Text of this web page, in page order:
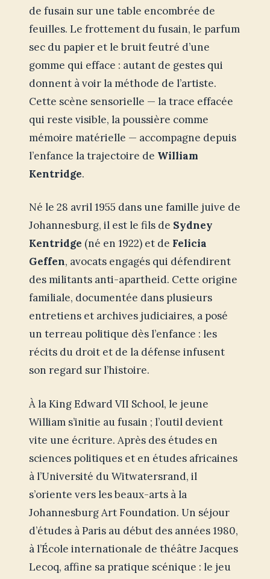
de fusain sur une table encombrée de
feuilles. Le frottement du fusain, le parfum
sec du papier et le bruit feutré d’une
gomme qui efface : autant de gestes qui
donnent à voir la méthode de l’artiste.
Cette scène sensorielle — la trace effacée
qui reste visible, la poussière comme
mémoire matérielle — accompagne depuis
l’enfance la trajectoire de William
Kentridge.
Né le 28 avril 1955 dans une famille juive de
Johannesburg, il est le fils de Sydney
Kentridge (né en 1922) et de Felicia
Geffen, avocats engagés qui défendirent
des militants anti-apartheid. Cette origine
familiale, documentée dans plusieurs
entretiens et archives judiciaires, a posé
un terreau politique dès l’enfance : les
récits du droit et de la défense infusent
son regard sur l’histoire.
À la King Edward VII School, le jeune
William s’initie au fusain ; l’outil devient
vite une écriture. Après des études en
sciences politiques et en études africaines
à l’Université du Witwatersrand, il
s’oriente vers les beaux-arts à la
Johannesburg Art Foundation. Un séjour
d’études à Paris au début des années 1980,
à l’École internationale de théâtre Jacques
Lecoq, affine sa pratique scénique : le jeu